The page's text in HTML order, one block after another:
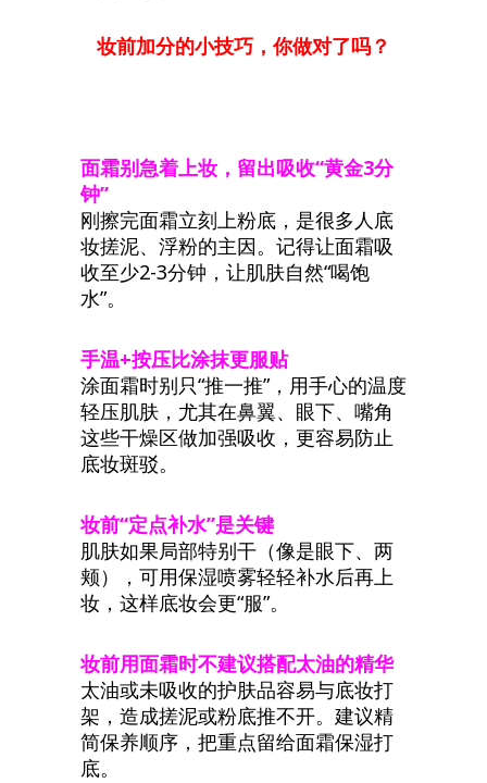
妆前加分的小技巧，你做对了吗？
面霜别急着上妆，留出吸收“黄金3分
钟”
刚擦完面霜立刻上粉底，是很多人底
妆搓泥、浮粉的主因。记得让面霜吸
收至少2-3分钟，让肌肤自然“喝饱
水”。
手温+按压比涂抹更服贴
涂面霜时别只“推一推”，用手心的温度
轻压肌肤，尤其在鼻翼、眼下、嘴角
这些干燥区做加强吸收，更容易防止
底妆斑驳。
妆前“定点补水”是关键
肌肤如果局部特别干（像是眼下、两
颊），可用保湿喷雾轻轻补水后再上
妆，这样底妆会更“服”。
妆前用面霜时不建议搭配太油的精华
太油或未吸收的护肤品容易与底妆打
架，造成搓泥或粉底推不开。建议精
简保养顺序，把重点留给面霜保湿打
底。